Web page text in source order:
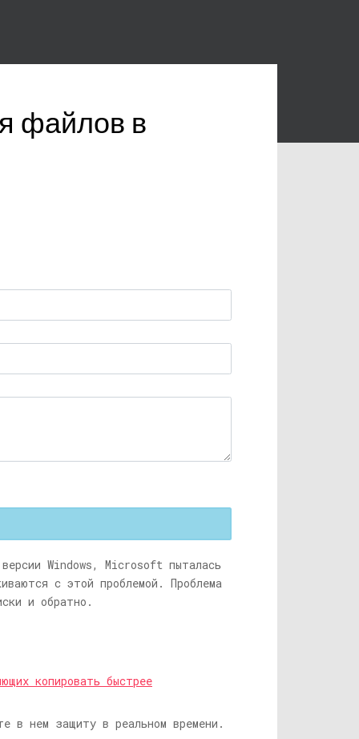
файлов в
Windows, Microsoft пыталась
с этой проблемой. Проблема
и обратно.
копировать быстрее
в нем защиту в реальном времени.